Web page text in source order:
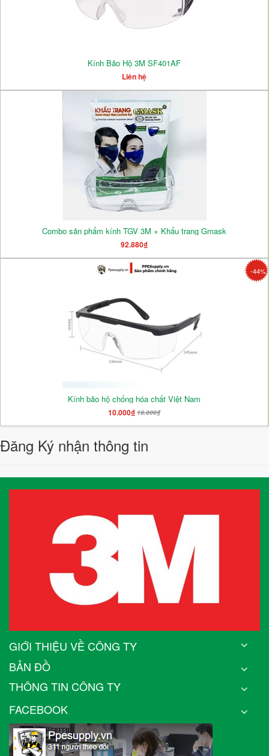
Kính Bảo Hộ 3M SF401AF
Liên hệ
Combo sản phẩm kính TGV 3M + Khẩu trang Gmask
92.880₫
-44%
Kính bảo hộ chống hóa chất Việt Nam
10.000₫ 18.000₫
Đăng Ký nhận thông tin
GIỚI THIỆU VỀ CÔNG TY
BẢN ĐỒ
THÔNG TIN CÔNG TY
FACEBOOK